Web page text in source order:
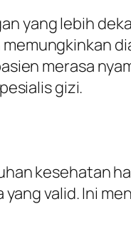
yang lebih
merasa
gizi.
kesehatan
valid. Ini